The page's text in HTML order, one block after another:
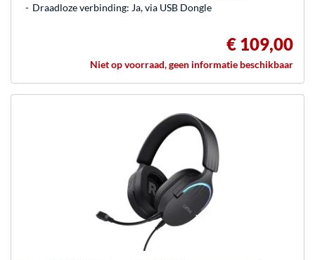
Draadloze verbinding: Ja, via USB Dongle
€ 109,00
Niet op voorraad, geen informatie beschikbaar